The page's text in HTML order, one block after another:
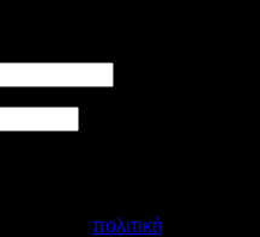
πολιτική